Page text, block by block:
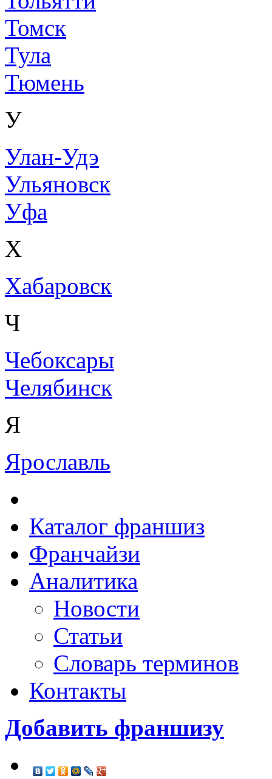
Томск
Тула
Тюмень
У
Улан-Удэ
Ульяновск
Уфа
Х
Хабаровск
Ч
Чебоксары
Челябинск
Я
Ярославль
Каталог франшиз
Франчайзи
Аналитика
Новости
Статьи
Словарь терминов
Контакты
Добавить франшизу